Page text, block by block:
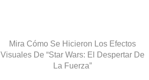
Mira Cómo Se Hicieron Los Efectos
Visuales De “Star Wars: El Despertar De
La Fuerza”